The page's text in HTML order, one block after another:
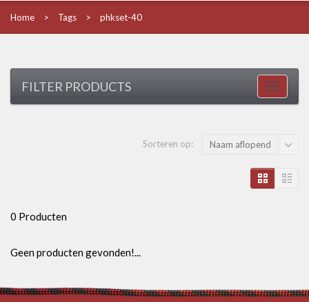
Home Tags phkset-40
FILTER PRODUCTS
Sorteren op: Naam aflopend
0 Producten
Geen producten gevonden!...